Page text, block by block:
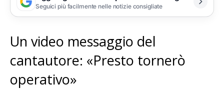
Seguici più facilmente nelle notizie consigliate
Un video messaggio del
cantautore: «Presto tornerò
operativo»